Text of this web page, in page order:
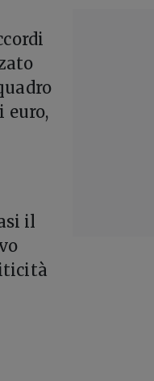
euro,
il